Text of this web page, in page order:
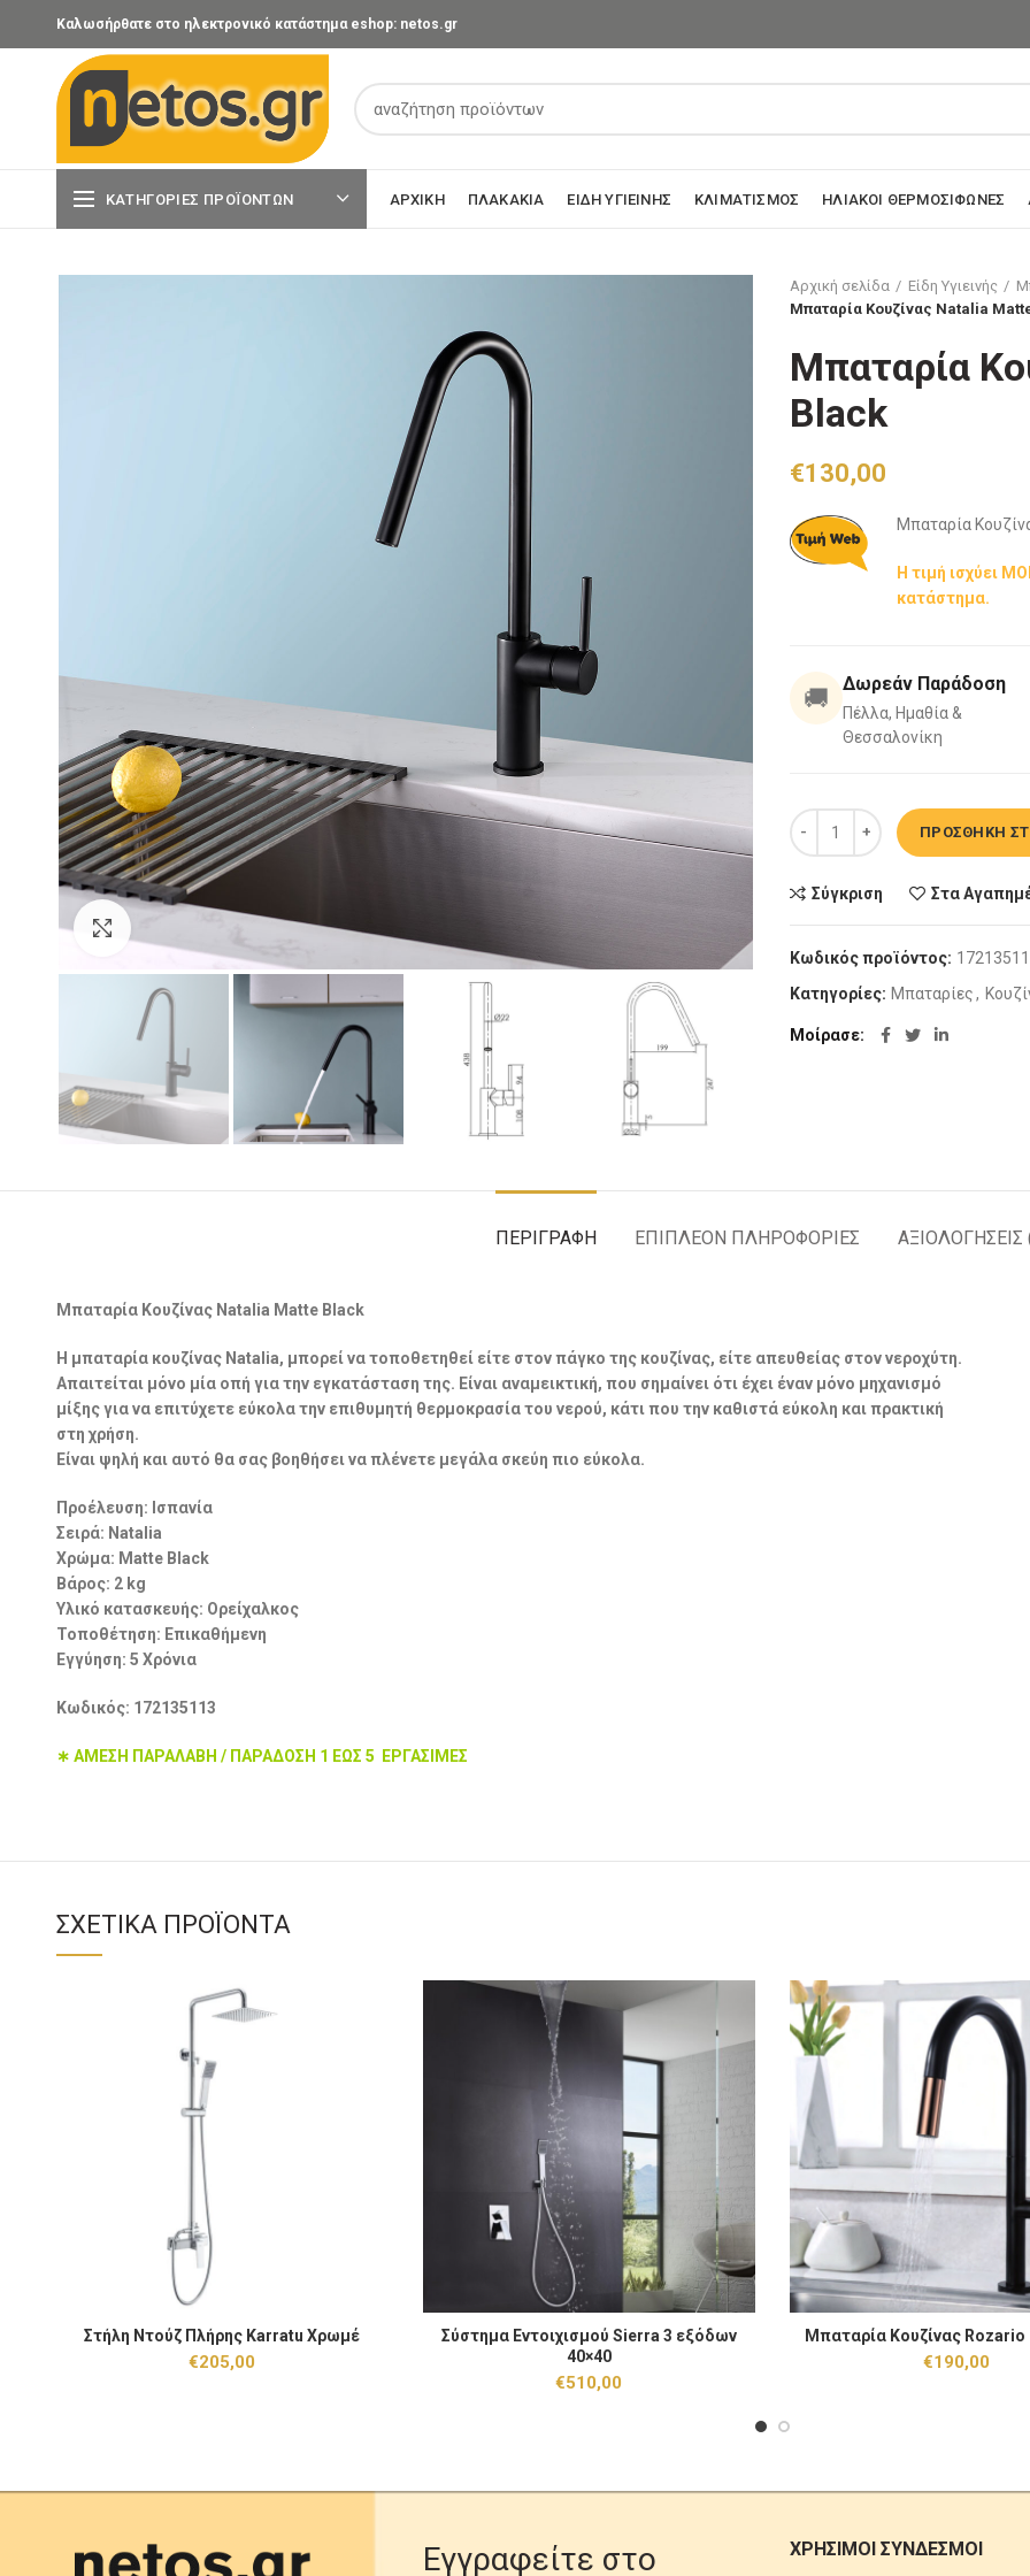
Καλωσήρθατε στο ηλεκτρονικό κατάστημα eshop: netos.gr
ΚΑΤΗΓΟΡΊΕΣ ΠΡΟΪΌΝΤΩΝ ΑΡΧΙΚΉ ΠΛΑΚΆΚΙΑ ΕΊΔΗ ΥΓΙΕΙΝΉΣ ΚΛΙΜΑΤΙΣΜΌΣ ΗΛΙΑΚΟΊ ΘΕΡΜΟΣΊΦΩΝΕΣ
Click to enlarge
Αρχική σελίδα Είδη Υγιεινής
Μπαταρία Κουζίνας Natalia
Μπαταρία
Black
€130,00
Μπαταρία
Η τιμή ισχύει
κατάστημα.
🚚 Δωρεάν Παράδοση
Πέλλα, Ημαθία &
Θεσσαλονίκη
Μπαταρία Κουζίνας Natalia
ΠΡΟΣΘΉΚΗ
Σύγκριση Στα
Κωδικός προϊόντος:
Κατηγορίες: Μπαταρίες,
Μοίρασε
ΠΕΡΙΓΡΑΦΉ ΕΠΙΠΛΈΟΝ ΠΛΗΡΟΦΟΡΊΕΣ ΑΞΙΟΛΟΓΉΣΕΙΣ
Μπαταρία Κουζίνας Νatalia Matte Black
Η μπαταρία κουζίνας Νatalia, μπορεί να τοποθετηθεί είτε στον πάγκο της κουζίνας, είτε απευθείας στον νεροχύτη.
Απαιτείται μόνο μία οπή για την εγκατάσταση της. Είναι αναμεικτική, που σημαίνει ότι έχει έναν μόνο μηχανισμό
μίξης για να επιτύχετε εύκολα την επιθυμητή θερμοκρασία του νερού, κάτι που την καθιστά εύκολη και πρακτική
στη χρήση.
Είναι ψηλή και αυτό θα σας βοηθήσει να πλένετε μεγάλα σκεύη πιο εύκολα.
Προέλευση: Ισπανία
Σειρά: Νatalia
Χρώμα: Matte Black
Βάρος: 2 kg
Υλικό κατασκευής: Ορείχαλκος
Τοποθέτηση: Επικαθήμενη
Εγγύηση: 5 Χρόνια
Κωδικός: 172135113
∗ ΑΜΕΣΗ ΠΑΡΑΛΑΒΗ / ΠΑΡΑΔΟΣΗ 1 ΕΩΣ 5 ΕΡΓΑΣΙΜΕΣ
ΣΧΕΤΙΚΆ ΠΡΟΪΌΝΤΑ
Στήλη Ντούζ Πλήρης Karratu Χρωμέ ποσότητα
ΠΡΟΣΘΉΚΗ ΣΤΟ ΚΑΛΆΘΙ
Στήλη Ντούζ Πλήρης Karratu Χρωμέ
€205,00
Σύστημα Εντοιχισμού Sierra 3 εξόδων 40x40 ποσότητα
ΠΡΟΣΘΉΚΗ ΣΤΟ ΚΑΛΆΘΙ
Σύστημα Εντοιχισμού Sierra 3 εξόδων
40×40
€510,00
Μπαταρία Κουζίνας Rozario
ΠΡΟΣΘΉΚΗ
Μπαταρία Κουζίνας Rozario
€190,00
Εγγραφείτε στο ΧΡΗΣΙΜΟΙ ΣΥΝΔΕΣΜΟΙ